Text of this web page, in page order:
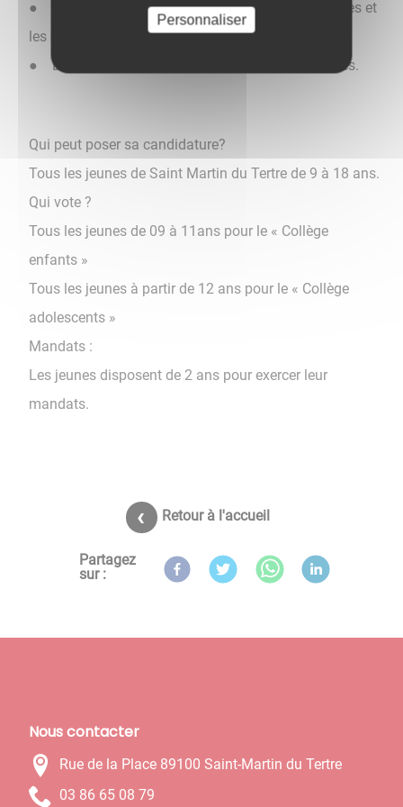
● Développer un mode de dialogue entre les jeunes et
les élus
● Développer des rencontres intergénérationnelles.
Qui peut poser sa candidature?
Tous les jeunes de Saint Martin du Tertre de 9 à 18 ans.
Qui vote ?
Tous les jeunes de 09 à 11ans pour le « Collège
enfants »​​​​​​​
Tous les jeunes à partir de 12 ans pour le « Collège
adolescents »
Mandats :
Les jeunes disposent de 2 ans pour exercer leur
mandats.​​​​​​​
Retour à l'accueil
Partagez
sur :
Nous contacter
Rue de la Place 89100 Saint-Martin du Tertre
97 80 56 68 30
Personnaliser